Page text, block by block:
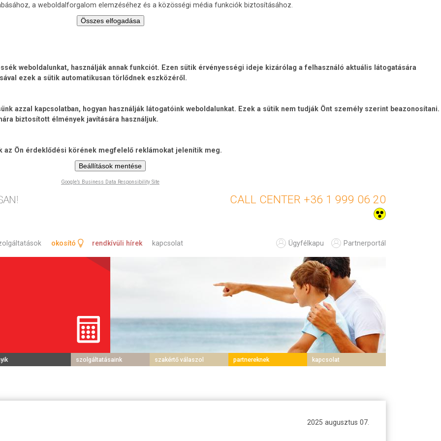
a weboldalforgalom elemzéséhez és a közösségi média funkciók biztosításához.
Összes elfogadása
weboldalunkat, használják annak funkciót. Ezen sütik érvényességi ideje kizárólag a felhasználó aktuális látogatására
ezek a sütik automatikusan törlődnek eszközéről.
azzal kapcsolatban, hogyan használják látogatóink weboldalunkat. Ezek a sütik nem tudják Önt személy szerint beazonosítani.
biztosított élmények javítására használjuk.
az Ön érdeklődési körének megfelelő reklámokat jelenítik meg.
Beállítások mentése
Google’s Business Data Responsibility Site
+36 1 999 06 20
okosító rendkívüli hírek kapcsolat Partnerportál
Ügyfélkapu
szolgáltatásaink szakértő válaszol partnereknek kapcsolat
2025 augusztus 07.